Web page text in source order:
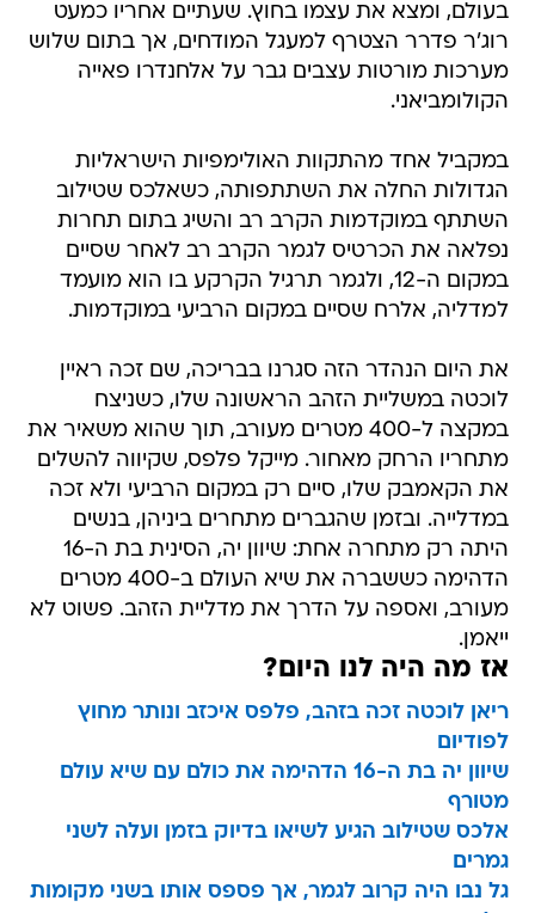
בעולם, ומצא את עצמו בחוץ. שעתיים אחריו כמעט
רוג'ר פדרר הצטרף למעגל המודחים, אך בתום שלוש
מערכות מורטות עצבים גבר על אלחנדרו פאייה
הקולומביאני.
במקביל אחד מהתקוות האולימפיות הישראליות
הגדולות החלה את השתתפותה, כשאלכס שטילוב
השתתף במוקדמות הקרב רב והשיג בתום תחרות
נפלאה את הכרטיס לגמר הקרב רב לאחר שסיים
במקום ה-12, ולגמר תרגיל הקרקע בו הוא מועמד
למדליה, אלרח שסיים במקום הרביעי במוקדמות.
את היום הנהדר הזה סגרנו בבריכה, שם זכה ראיין
לוכטה במשליית הזהב הראשונה שלו, כשניצח
במקצה ל-400 מטרים מעורב, תוך שהוא משאיר את
מתחריו הרחק מאחור. מייקל פלפס, שקיווה להשלים
את הקאמבק שלו, סיים רק במקום הרביעי ולא זכה
במדלייה. ובזמן שהגברים מתחרים ביניהן, בנשים
היתה רק מתחרה אחת: שיוון יה, הסינית בת ה-16
הדהימה כששברה את שיא העולם ב-400 מטרים
מעורב, ואספה על הדרך את מדליית הזהב. פשוט לא
ייאמן.
אז מה היה לנו היום?
ריאן לוכטה זכה בזהב, פלפס איכזב ונותר מחוץ
לפודיום
שיוון יה בת ה-16 הדהימה את כולם עם שיא עולם
מטורף
אלכס שטילוב הגיע לשיאו בדיוק בזמן ועלה לשני
גמרים
גל נבו היה קרוב לגמר, אך פספס אותו בשני מקומות